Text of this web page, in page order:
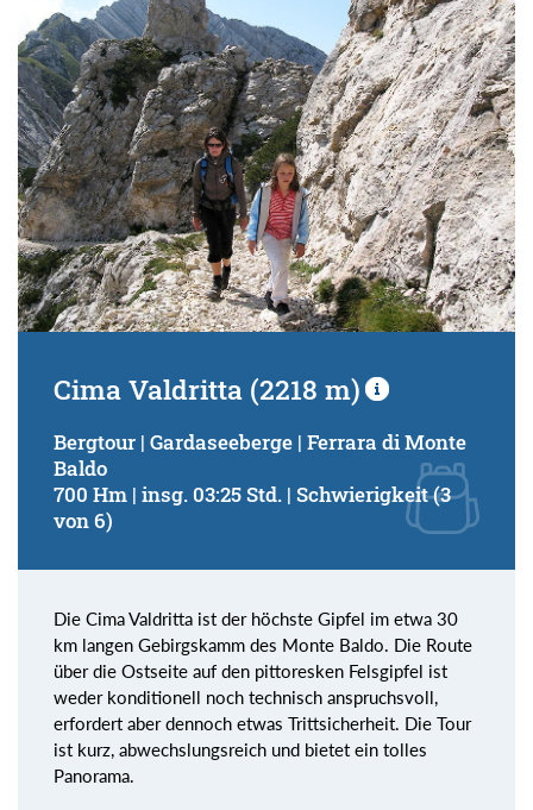
Cima Valdritta (2218 m)
Bergtour | Gardaseeberge | Ferrara di Monte
Baldo
700 Hm | insg. 03:25 Std. | Schwierigkeit (3
von 6)
Die Cima Valdritta ist der höchste Gipfel im etwa 30
km langen Gebirgskamm des Monte Baldo. Die Route
über die Ostseite auf den pittoresken Felsgipfel ist
weder konditionell noch technisch anspruchsvoll,
erfordert aber dennoch etwas Trittsicherheit. Die Tour
ist kurz, abwechslungsreich und bietet ein tolles
Panorama.